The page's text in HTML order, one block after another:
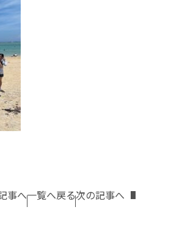
事へ一覧へ戻る次の記事へ